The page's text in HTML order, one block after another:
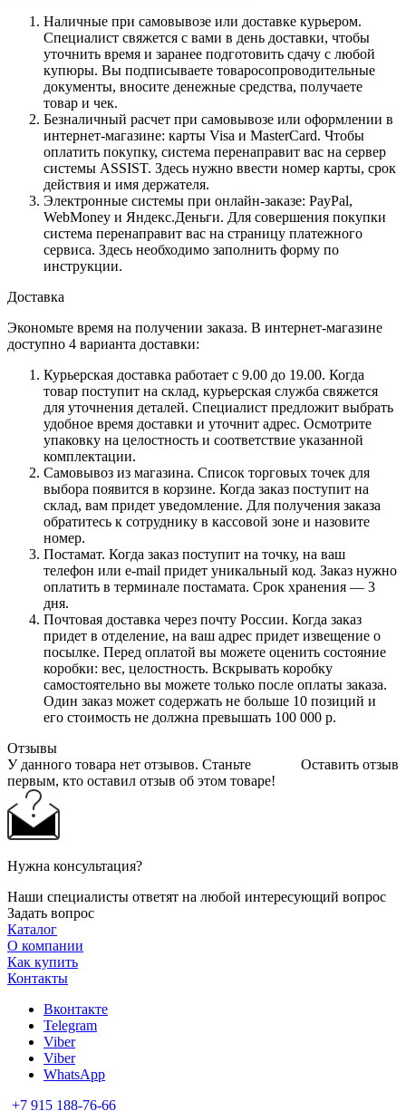
Наличные при самовывозе или доставке курьером.
Специалист свяжется с вами в день доставки, чтобы
уточнить время и заранее подготовить сдачу с любой
купюры. Вы подписываете товаросопроводительные
документы, вносите денежные средства, получаете
товар и чек.
Безналичный расчет при самовывозе или оформлении в
интернет-магазине: карты Visa и MasterCard. Чтобы
оплатить покупку, система перенаправит вас на сервер
системы ASSIST. Здесь нужно ввести номер карты, срок
действия и имя держателя.
Электронные системы при онлайн-заказе: PayPal,
WebMoney и Яндекс.Деньги. Для совершения покупки
система перенаправит вас на страницу платежного
сервиса. Здесь необходимо заполнить форму по
инструкции.
Доставка
Экономьте время на получении заказа. В интернет-магазине
доступно 4 варианта доставки:
Курьерская доставка работает с 9.00 до 19.00. Когда
товар поступит на склад, курьерская служба свяжется
для уточнения деталей. Специалист предложит выбрать
удобное время доставки и уточнит адрес. Осмотрите
упаковку на целостность и соответствие указанной
комплектации.
Самовывоз из магазина. Список торговых точек для
выбора появится в корзине. Когда заказ поступит на
склад, вам придет уведомление. Для получения заказа
обратитесь к сотруднику в кассовой зоне и назовите
номер.
Постамат. Когда заказ поступит на точку, на ваш
телефон или e-mail придет уникальный код. Заказ нужно
оплатить в терминале постамата. Срок хранения — 3
дня.
Почтовая доставка через почту России. Когда заказ
придет в отделение, на ваш адрес придет извещение о
посылке. Перед оплатой вы можете оценить состояние
коробки: вес, целостность. Вскрывать коробку
самостоятельно вы можете только после оплаты заказа.
Один заказ может содержать не больше 10 позиций и
его стоимость не должна превышать 100 000 р.
Отзывы
Оставить отзыв
У данного товара нет отзывов. Станьте
первым, кто оставил отзыв об этом товаре!
Нужна консультация?
Наши специалисты ответят на любой интересующий вопрос
Задать вопрос
Каталог
О компании
Как купить
Контакты
Вконтакте
Telegram
Viber
Viber
WhatsApp
+7 915 188-76-66